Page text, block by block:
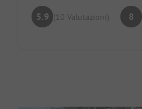
5.9 (10 Valutazioni) 8